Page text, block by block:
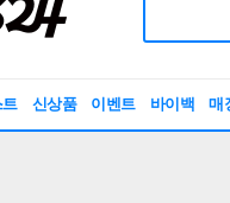
신상품 이벤트 바이백 매